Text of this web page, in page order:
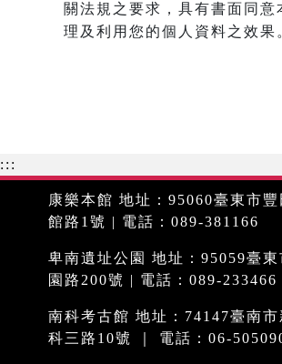
關法規之要求，具有書面同意
理及利用您的個人資料之效果
:::
康樂本館 地址：95060臺東市豐
館路1號 | 電話：089-381166
卑南遺址公園 地址：95059臺東
園路200號 | 電話：089-233466
南科考古館 地址：74147臺南市
科三路10號 ｜ 電話：06-